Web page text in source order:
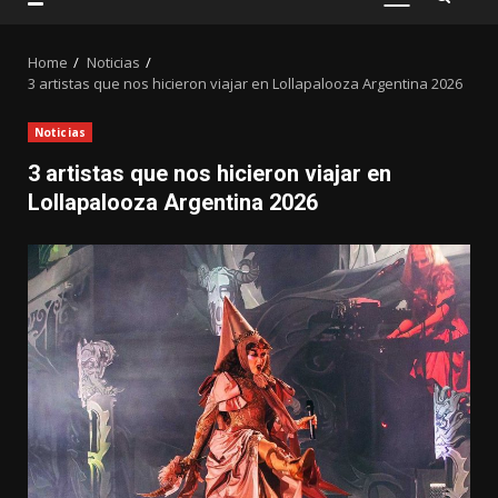
PRIMARY
Home
Noticias
3 artistas que nos hicieron viajar en Lollapalooza Argentina 2026
Noticias
3 artistas que nos hicieron viajar en
Lollapalooza Argentina 2026